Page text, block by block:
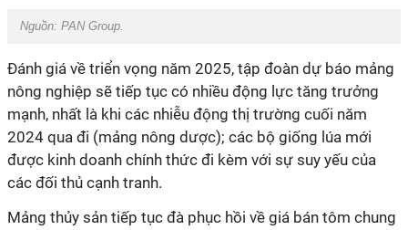
Nguồn: PAN Group.
Đánh giá về triển vọng năm 2025, tập đoàn dự báo mảng
nông nghiệp sẽ tiếp tục có nhiều động lực tăng trưởng
mạnh, nhất là khi các nhiễu động thị trường cuối năm
2024 qua đi (mảng nông dược); các bộ giống lúa mới
được kinh doanh chính thức đi kèm với sự suy yếu của
các đối thủ cạnh tranh.
Mảng thủy sản tiếp tục đà phục hồi về giá bán tôm chung